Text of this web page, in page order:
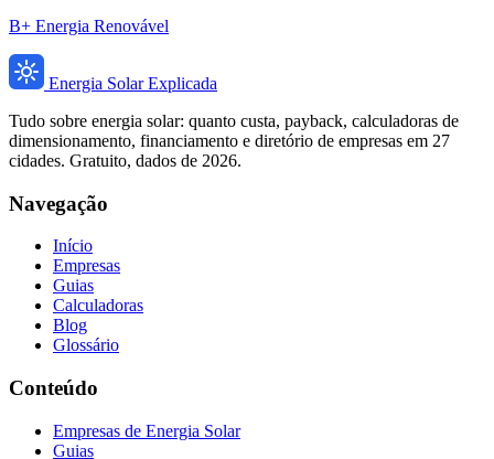
B+ Energia Renovável
Energia Solar Explicada
Tudo sobre energia solar: quanto custa, payback, calculadoras de
dimensionamento, financiamento e diretório de empresas em 27
cidades. Gratuito, dados de 2026.
Navegação
Início
Empresas
Guias
Calculadoras
Blog
Glossário
Conteúdo
Empresas de Energia Solar
Guias